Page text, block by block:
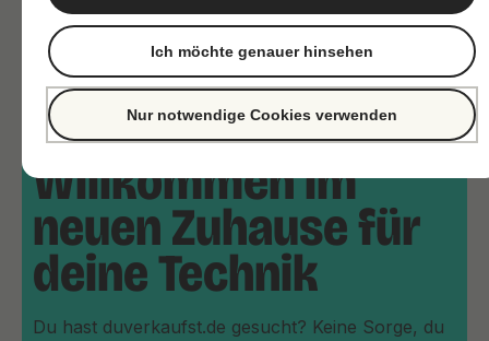
Willkommen im
neuen Zuhause für
deine Technik
Du hast duverkaufst.de gesucht? Keine Sorge, du
Nur notwendige Cookies verwenden
Ich möchte genauer hinsehen